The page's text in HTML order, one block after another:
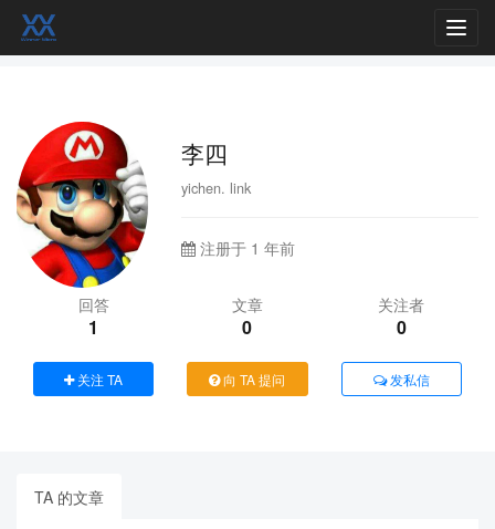
李四
yichen. link
注册于 1 年前
回答
1
文章
0
关注者
0
关注 TA 向 TA 提问 发私信
TA 的文章